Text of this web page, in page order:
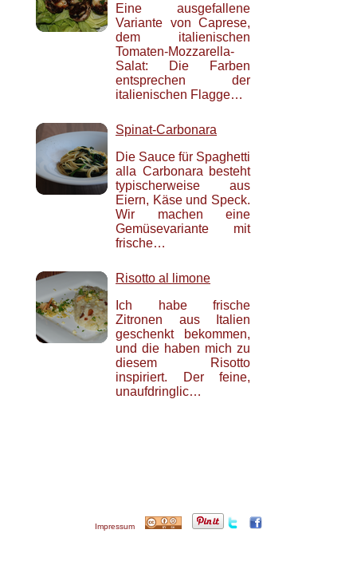
Eine ausgefallene
Variante von Caprese,
dem italienischen
Tomaten-Mozzarella-
Salat: Die Farben
entsprechen der
italienischen Flagge…
Spinat-Carbonara
Die Sauce für Spaghetti
alla Carbonara besteht
typischerweise aus
Eiern, Käse und Speck.
Wir machen eine
Gemüsevariante mit
frische…
Risotto al limone
Ich habe frische
Zitronen aus Italien
geschenkt bekommen,
und die haben mich zu
diesem Risotto
inspiriert. Der feine,
unaufdringlic…
Impressum